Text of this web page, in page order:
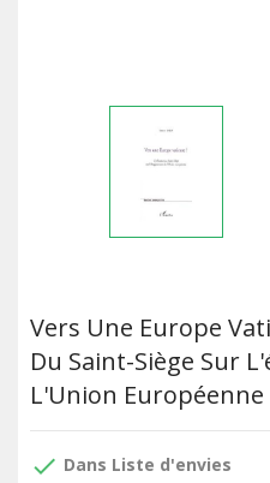
Vers Une Europe
Du Saint-Siège Sur
L'Union Européenne
done Dans Liste d'envies